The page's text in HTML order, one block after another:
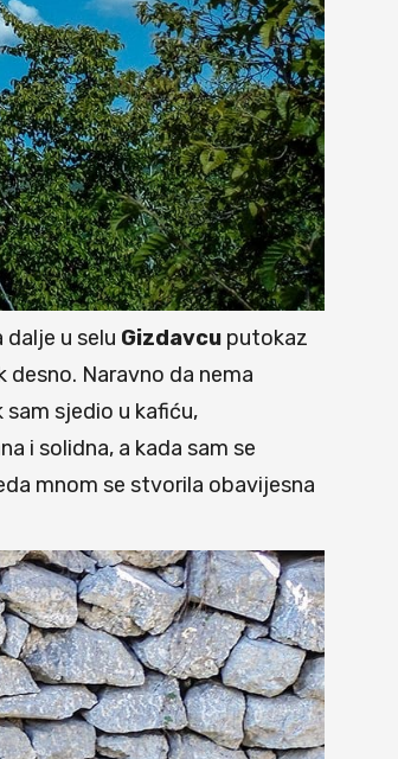
dalje u selu Gizdavcu putokaz
Naravno da nema
sam sjedio u kafiću,
i solidna, a kada sam se
mnom se stvorila obavijesna